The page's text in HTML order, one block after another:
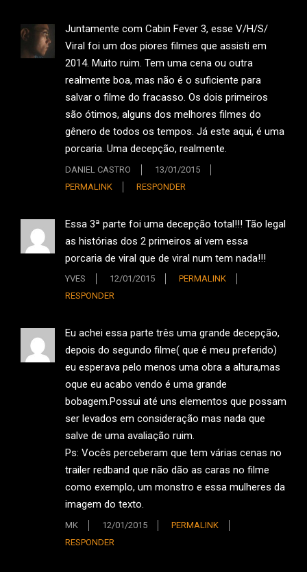
Juntamente com Cabin Fever 3, esse V/H/S/
Viral foi um dos piores filmes que assisti em
2014. Muito ruim. Tem uma cena ou outra
realmente boa, mas não é o suficiente para
salvar o filme do fracasso. Os dois primeiros
são ótimos, alguns dos melhores filmes do
gênero de todos os tempos. Já este aqui, é uma
porcaria. Uma decepção, realmente.
DANIEL CASTRO
13/01/2015
PERMALINK
RESPONDER
Essa 3ª parte foi uma decepção total!!! Tão legal
as histórias dos 2 primeiros aí vem essa
porcaria de viral que de viral num tem nada!!!
YVES 12/01/2015
PERMALINK
RESPONDER
Eu achei essa parte três uma grande decepção,
depois do segundo filme( que é meu preferido)
eu esperava pelo menos uma obra a altura,mas
oque eu acabo vendo é uma grande
bobagem.Possui até uns elementos que possam
ser levados em consideração mas nada que
salve de uma avaliação ruim.
Ps: Vocês perceberam que tem várias cenas no
trailer redband que não dão as caras no filme
como exemplo, um monstro e essa mulheres da
imagem do texto.
MK 12/01/2015
PERMALINK
RESPONDER